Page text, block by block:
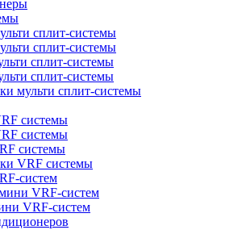
сплит-системы
сплит-системы
сплит-системы
сплит-системы
мульти сплит-системы
системы
системы
системы
VRF системы
систем
VRF-систем
VRF-систем